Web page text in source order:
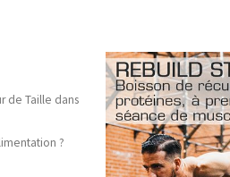
de Taille dans
?